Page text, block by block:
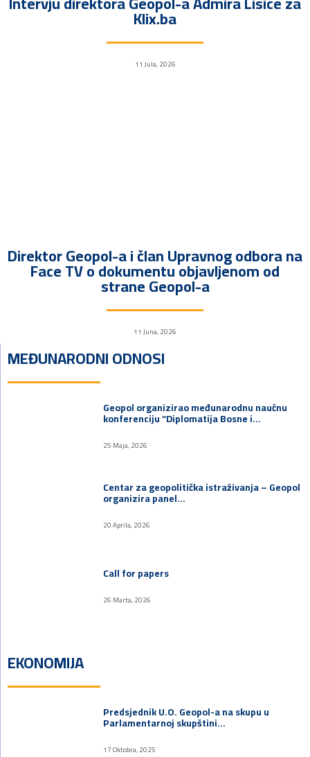
Klix.ba
11 Jula, 2026
Direktor Geopol-a i član Upravnog odbora na
Face TV o dokumentu objavljenom od
strane Geopol-a
11 Juna, 2026
MEĐUNARODNI ODNOSI
Geopol organizirao međunarodnu naučnu
konferenciju “Diplomatija Bosne i…
25 Maja, 2026
Centar za geopolitička istraživanja – Geopol
organizira panel…
20 Aprila, 2026
Call for papers
26 Marta, 2026
EKONOMIJA
Predsjednik U.O. Geopol-a na skupu u
Parlamentarnoj skupštini…
17 Oktobra, 2025